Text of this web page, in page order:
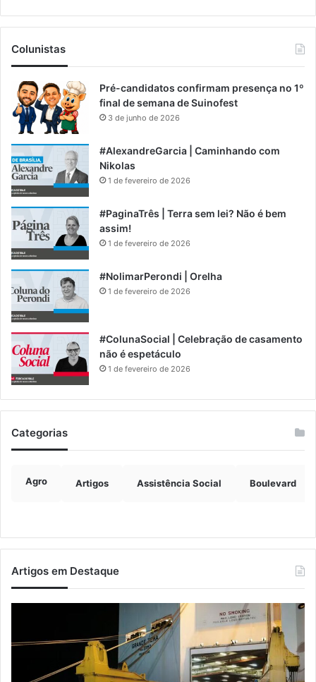
Colunistas
Pré-candidatos confirmam presença no 1º
final de semana de Suinofest
3 de junho de 2026
#AlexandreGarcia | Caminhando com
Nikolas
1 de fevereiro de 2026
#PaginaTrês | Terra sem lei? Não é bem
assim!
1 de fevereiro de 2026
#NolimarPerondi | Orelha
1 de fevereiro de 2026
#ColunaSocial | Celebração de casamento
não é espetáculo
1 de fevereiro de 2026
Categorias
Agro Artigos Assistência Social Boulevard
Artigos em Destaque